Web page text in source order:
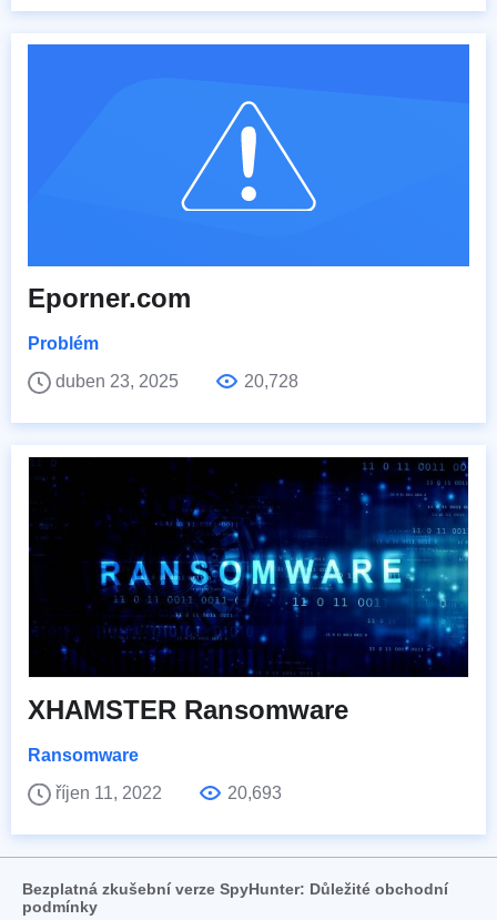
Eporner.com
Problém
duben 23, 2025
20,728
XHAMSTER Ransomware
Ransomware
říjen 11, 2022
20,693
Bezplatná zkušební verze SpyHunter: Důležité obchodní
podmínky